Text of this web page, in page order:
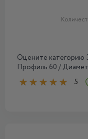
Оцените категорию
Профиль 60 /
5